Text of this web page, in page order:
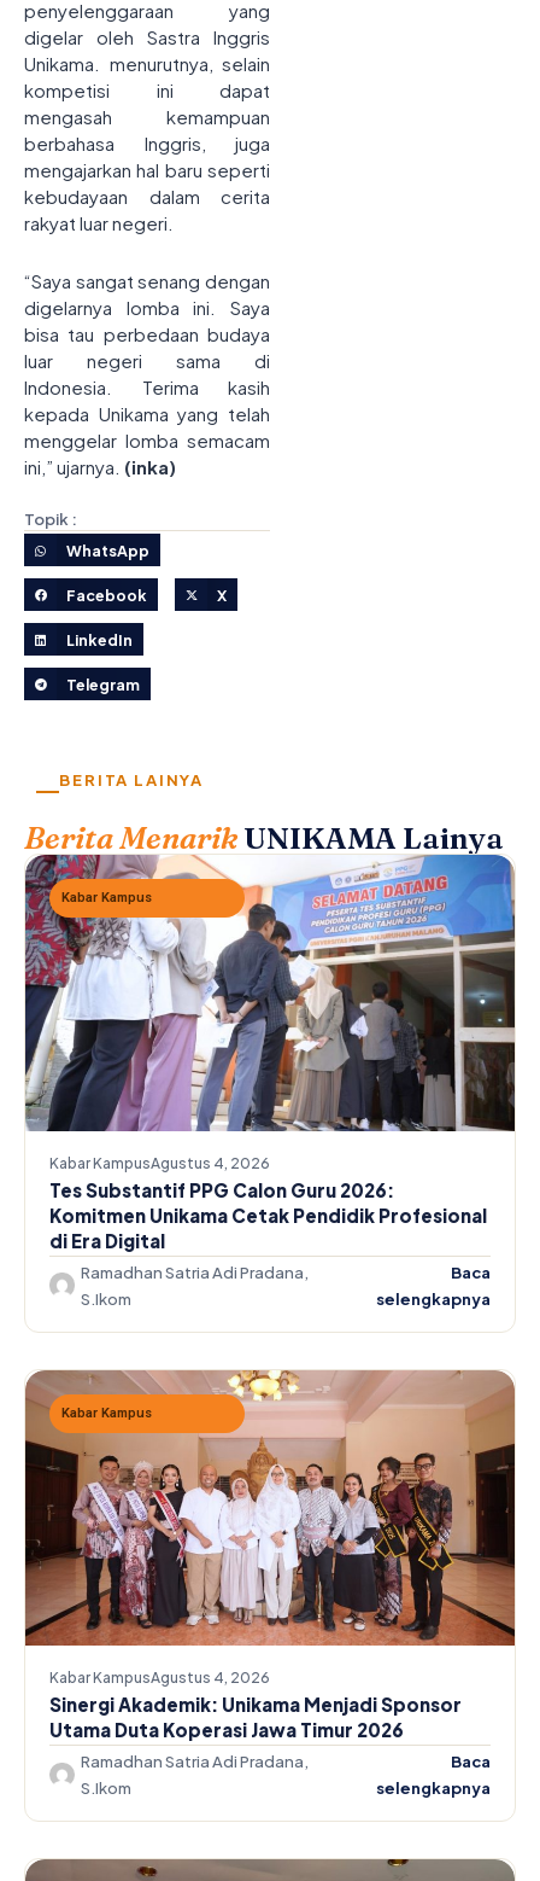
penyelenggaraan yang
digelar oleh Sastra Inggris
Unikama. menurutnya, selain
kompetisi ini dapat
mengasah kemampuan
berbahasa Inggris, juga
mengajarkan hal baru seperti
kebudayaan dalam cerita
rakyat luar negeri.
“Saya sangat senang dengan
digelarnya lomba ini. Saya
bisa tau perbedaan budaya
luar negeri sama di
Indonesia. Terima kasih
kepada Unikama yang telah
menggelar lomba semacam
ini,” ujarnya. (inka)
Topik :
WhatsApp
Facebook X
LinkedIn
Telegram
BERITA LAINYA
Berita Menarik UNIKAMA Lainya
Kabar Kampus
Kabar KampusAgustus 4, 2026
Tes Substantif PPG Calon Guru 2026:
Komitmen Unikama Cetak Pendidik Profesional
di Era Digital
Ramadhan Satria Adi Pradana,
S.Ikom
Baca
selengkapnya
Kabar Kampus
Kabar KampusAgustus 4, 2026
Sinergi Akademik: Unikama Menjadi Sponsor
Utama Duta Koperasi Jawa Timur 2026
Ramadhan Satria Adi Pradana,
S.Ikom
Baca
selengkapnya